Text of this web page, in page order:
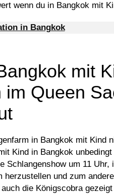
wenn du in Bangkok mit
mit
im Queen
in Bangkok mit Kind
Kind in Bangkok
Schlangenshow um 11 Uhr,
herzustellen und zum
die Königscobra